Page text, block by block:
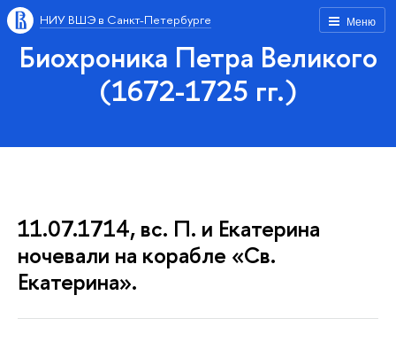
Меню
НИУ ВШЭ в Санкт-Петербурге
Биохроника Петра Великого
(1672-1725 гг.)
11.07.1714, вс. П. и Екатерина
ночевали на корабле «Св.
Екатерина».